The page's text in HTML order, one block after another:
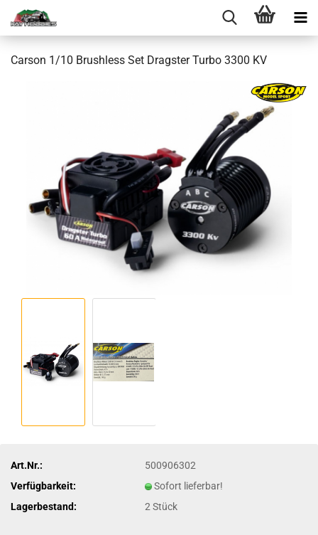
Carson 1/10 Brushless Set Dragster Turbo 3300 KV
Art.Nr.:
500906302
Verfügbarkeit:
Sofort lieferbar!
Lagerbestand:
2Stück